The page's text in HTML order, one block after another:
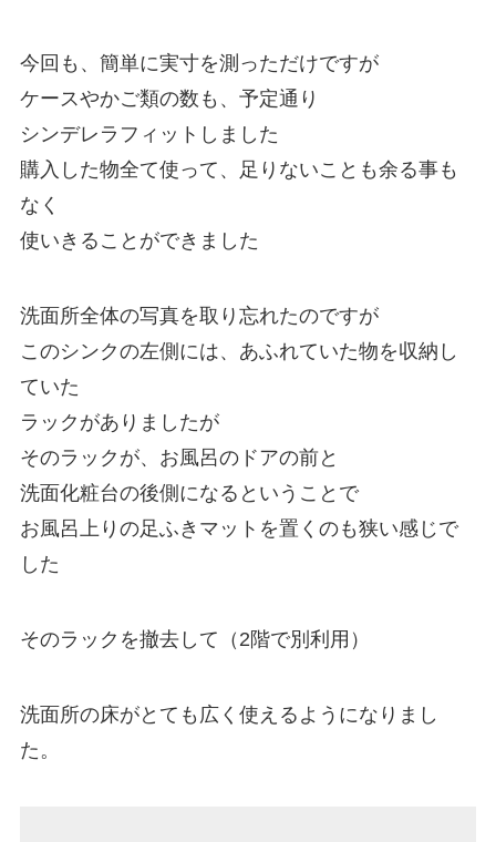
今回も、簡単に実寸を測っただけですが
ケースやかご類の数も、予定通り
シンデレラフィットしました
購入した物全て使って、足りないことも余る事も
なく
使いきることができました
洗面所全体の写真を取り忘れたのですが
このシンクの左側には、あふれていた物を収納し
ていた
ラックがありましたが
そのラックが、お風呂のドアの前と
洗面化粧台の後側になるということで
お風呂上りの足ふきマットを置くのも狭い感じで
した
そのラックを撤去して（2階で別利用）
洗面所の床がとても広く使えるようになりまし
た。